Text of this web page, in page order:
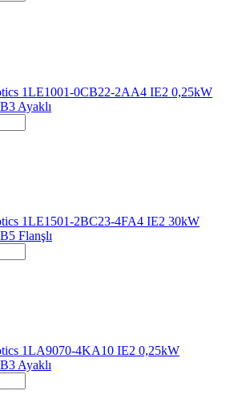
1LE1001-0CB22-2AA4 IE2 0,25kW
Ayaklı
1LE1501-2BC23-4FA4 IE2 30kW
Flanşlı
1LA9070-4KA10 IE2 0,25kW
Ayaklı